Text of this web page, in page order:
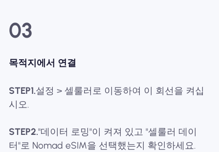
03
목적지에서 연결
STEP1.설정 > 셀룰러로 이동하여 이 회선을 켜십
시오.
STEP2."데이터 로밍"이 켜져 있고 "셀룰러 데이
터"로 Nomad eSIM을 선택했는지 확인하세요.